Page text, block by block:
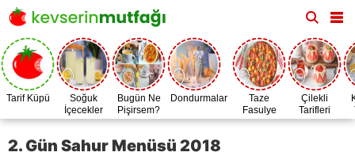
Tarif Küpü
Soğuk
İçecekler
Bugün Ne
Pişirsem?
Dondurmalar
Taze
Fasulye
Zamanı
Çilekli
Tarifleri
2. Gün Sahur Menüsü 2018